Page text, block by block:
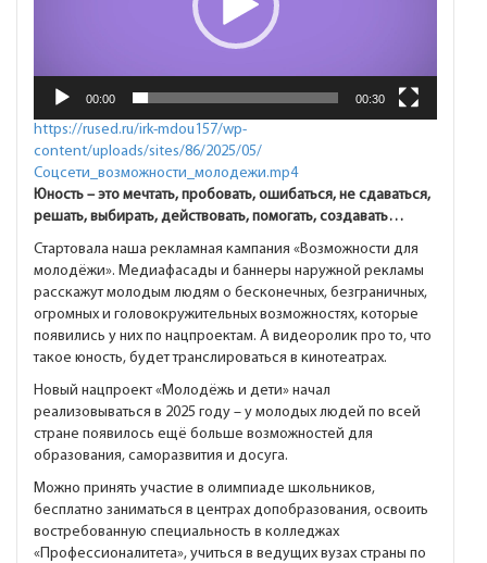
00:00 00:30
https://rused.ru/irk-mdou157/wp-
content/uploads/sites/86/2025/05/
Соцсети_возможности_молодежи.mp4
Юность – это мечтать, пробовать, ошибаться, не сдаваться,
решать, выбирать, действовать, помогать, создавать…
Стартовала наша рекламная кампания «Возможности для
молодёжи». Медиафасады и баннеры наружной рекламы
расскажут молодым людям о бесконечных, безграничных,
огромных и головокружительных возможностях, которые
появились у них по нацпроектам. А видеоролик про то, что
такое юность, будет транслироваться в кинотеатрах.
Новый нацпроект «Молодёжь и дети» начал
реализовываться в 2025 году – у молодых людей по всей
стране появилось ещё больше возможностей для
образования, саморазвития и досуга.
Можно принять участие в олимпиаде школьников,
бесплатно заниматься в центрах допобразования, освоить
востребованную специальность в колледжах
«Профессионалитета», учиться в ведущих вузах страны по